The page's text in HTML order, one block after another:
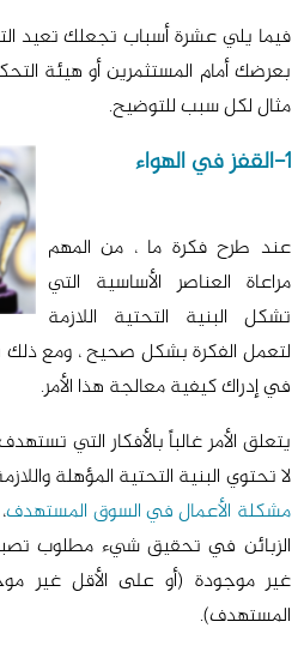
الأسئلة
الشائعة
تواصل
فيما يلي عشرة أسباب تجعلك تعيد
بعرضك أمام المستثمرين أو هيئة
مثال لكل سبب للتوضيح.
1-القفز في الهواء
عند طرح فكرة ما ، من المهم
مراعاة العناصر الأساسية التي
تشكل البنية التحتية اللازمة
لتعمل الفكرة بشكل صحيح ، ومع ذلك
في إدراك كيفية معالجة هذا الأمر.
يتعلق الأمر غالباً بالأفكار التي
لا تحتوي البنية التحتية المؤهلة
مشكلة الأعمال في السوق المستهدف
الزبائن في تحقيق شيء مطلوب
غير موجودة (أو على الأقل غير
المستهدف).